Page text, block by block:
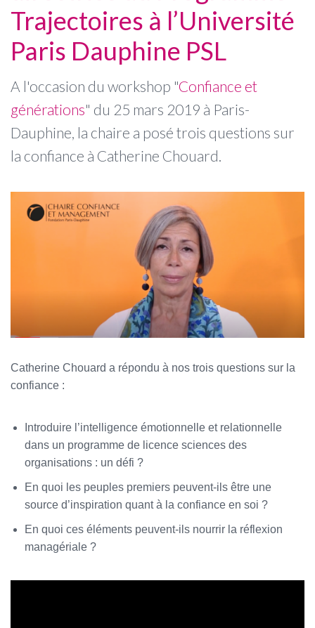
Trajectoires à l’Université
Paris Dauphine PSL
A l'occasion du workshop "Confiance et
générations" du 25 mars 2019 à Paris-
Dauphine, la chaire a posé trois questions sur
la confiance à Catherine Chouard.
Catherine Chouard a répondu à nos trois questions sur la
confiance :
Introduire l’intelligence émotionnelle et relationnelle
dans un programme de licence sciences des
organisations : un défi ?
En quoi les peuples premiers peuvent-ils être une
source d’inspiration quant à la confiance en soi ?
En quoi ces éléments peuvent-ils nourrir la réflexion
managériale ?